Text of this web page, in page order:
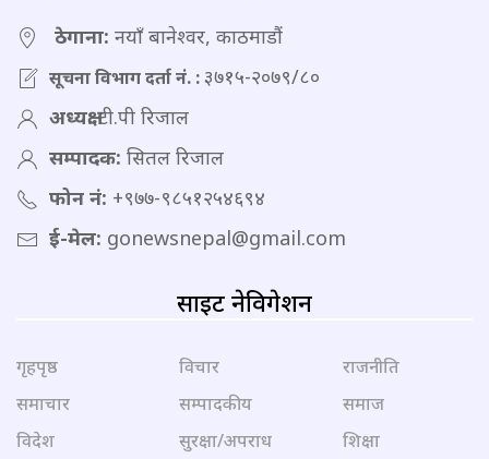
ठेगाना: नयाँ बानेश्वर, काठमाडौं
सूचना विभाग दर्ता नं. :३७१५-२०७९/८०
अध्यक्ष:टी.पी रिजाल
सम्पादक: सितल रिजाल
फोन नं: +९७७-९८५१२५४६९४
ई-मेल: gonewsnepal@gmail.com
साइट नेविगेशन
गृहपृष्ठ
समाचार
विदेश
विचार
सम्पादकीय
सुरक्षा/अपराध
राजनीति
समाज
शिक्षा